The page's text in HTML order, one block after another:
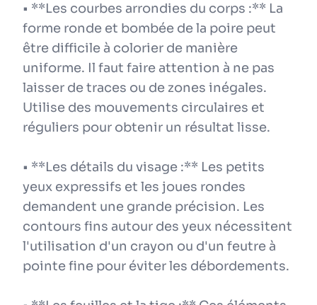
• **Les courbes arrondies du corps :** La
forme ronde et bombée de la poire peut
être difficile à colorier de manière
uniforme. Il faut faire attention à ne pas
laisser de traces ou de zones inégales.
Utilise des mouvements circulaires et
réguliers pour obtenir un résultat lisse.
• **Les détails du visage :** Les petits
yeux expressifs et les joues rondes
demandent une grande précision. Les
contours fins autour des yeux nécessitent
l'utilisation d'un crayon ou d'un feutre à
pointe fine pour éviter les débordements.